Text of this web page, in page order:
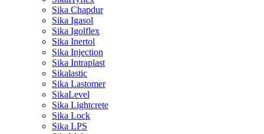
Sika Chapdur
Sika Igasol
Sika Igolflex
Sika Inertol
Sika Injection
Sika Intraplast
Sikalastic
Sika Lastomer
SikaLevel
Sika Lightcrete
Sika Lock
Sika LPS